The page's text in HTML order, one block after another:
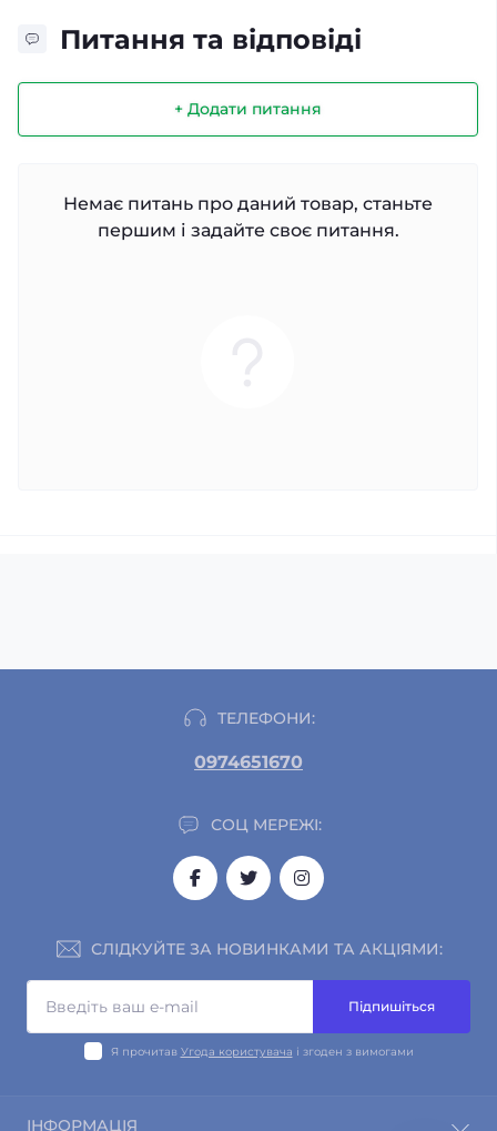
Питання та відповіді
+ Додати питання
Немає питань про даний товар, станьте
першим і задайте своє питання.
ТЕЛЕФОНИ:
0974651670
СОЦ МЕРЕЖІ:
СЛІДКУЙТЕ ЗА НОВИНКАМИ ТА АКЦІЯМИ:
Підпишіться
Я прочитав Угода користувача і згоден з вимогами
ІНФОРМАЦІЯ